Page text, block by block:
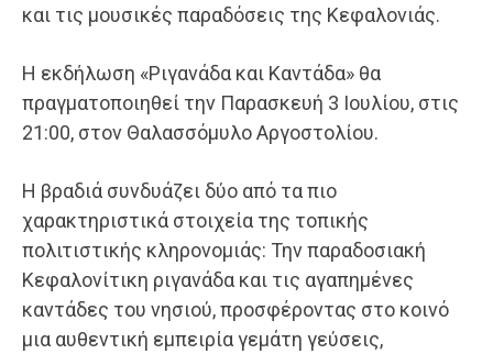
και τις μουσικές παραδόσεις της Κεφαλονιάς.
Η εκδήλωση «Ριγανάδα και Καντάδα» θα
πραγματοποιηθεί την Παρασκευή 3 Ιουλίου, στις
21:00, στον Θαλασσόμυλο Αργοστολίου.
Η βραδιά συνδυάζει δύο από τα πιο
χαρακτηριστικά στοιχεία της τοπικής
πολιτιστικής κληρονομιάς: Την παραδοσιακή
Κεφαλονίτικη ριγανάδα και τις αγαπημένες
καντάδες του νησιού, προσφέροντας στο κοινό
μια αυθεντική εμπειρία γεμάτη γεύσεις,